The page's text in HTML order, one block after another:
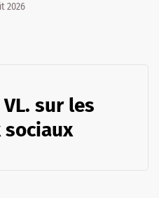
2026
sur les
sociaux